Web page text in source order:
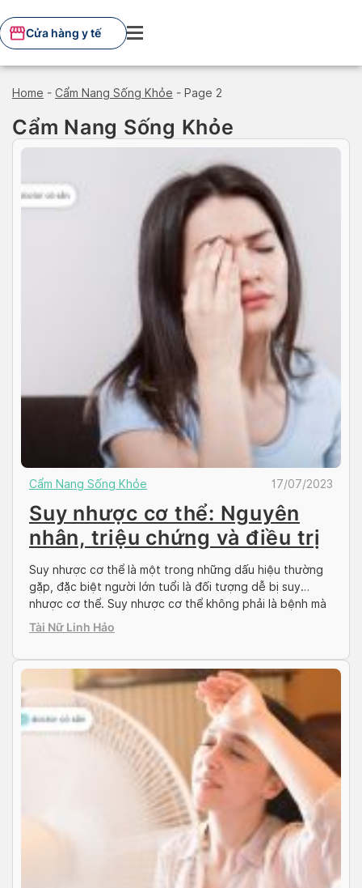
to
content
Cửa hàng y tế
Home - Cẩm Nang Sống Khỏe - Page 2
Cẩm Nang Sống Khỏe
Cẩm Nang Sống Khỏe 17/07/2023
Suy nhược cơ thể: Nguyên
nhân, triệu chứng và điều trị
Suy nhược cơ thể là một trong những dấu hiệu thường
gặp, đặc biệt người lớn tuổi là đối tượng dễ bị suy
nhược cơ thể. Suy nhược cơ thể không phải là bệnh mà
là dấu hiệu chung của nhiều bệnh lý cấp tính và mãn tính
Tài Nữ Linh Hảo